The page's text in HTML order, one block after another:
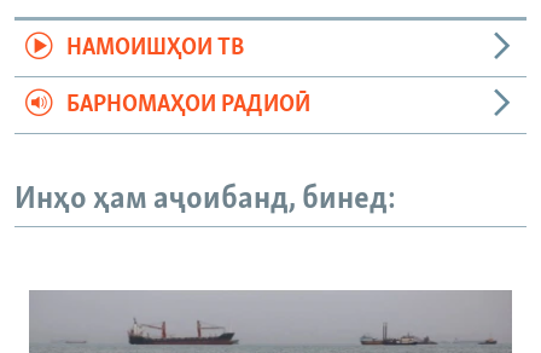
НАМОИШҲОИ ТВ
БАРНОМАҲОИ РАДИОӢ
Инҳо ҳам аҷоибанд, бинед: